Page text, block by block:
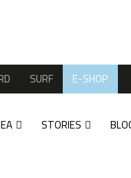
SURF E-SHOP
STORIES